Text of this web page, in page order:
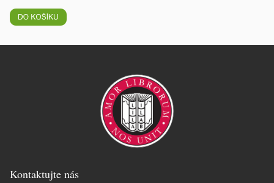
Kontaktujte nás